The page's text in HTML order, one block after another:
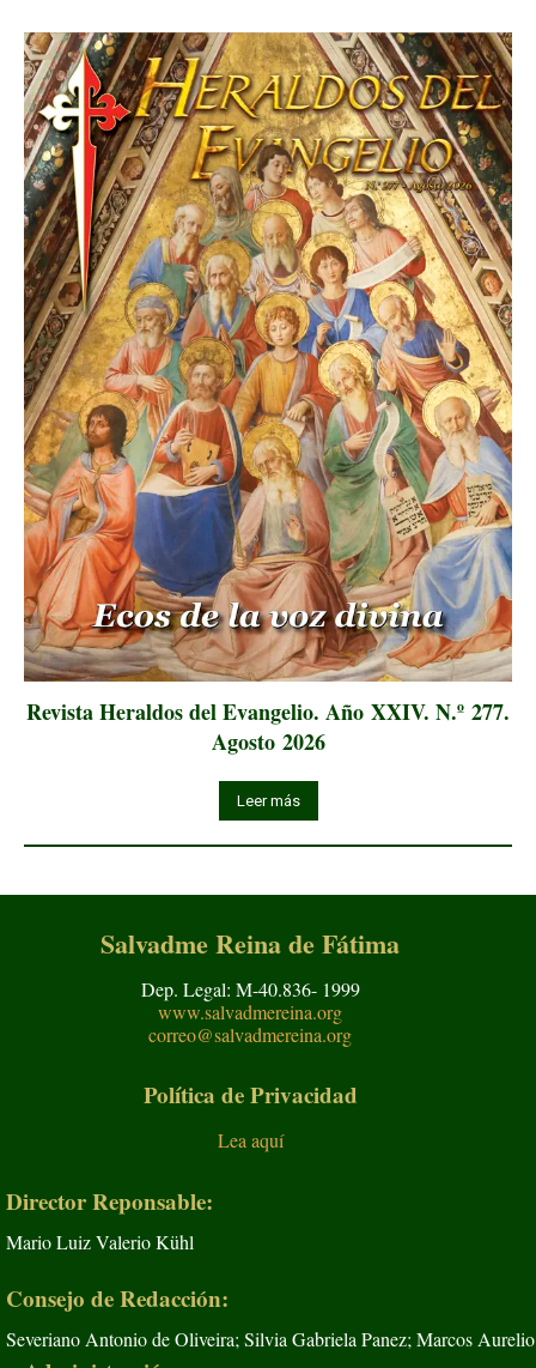
Revista Heraldos del Evangelio. Año XXIV. N.º 277.
Agosto 2026
Leer más
Salvadme Reina de Fátima
Dep. Legal: M-40.836- 1999
www.salvadmereina.org
correo@salvadmereina.org
Política de Privacidad
Lea aquí
Director Reponsable:
Mario Luiz Valerio Kühl
Consejo de Redacción:
Severiano Antonio de Oliveira; Silvia Gabriela Panez; Marcos